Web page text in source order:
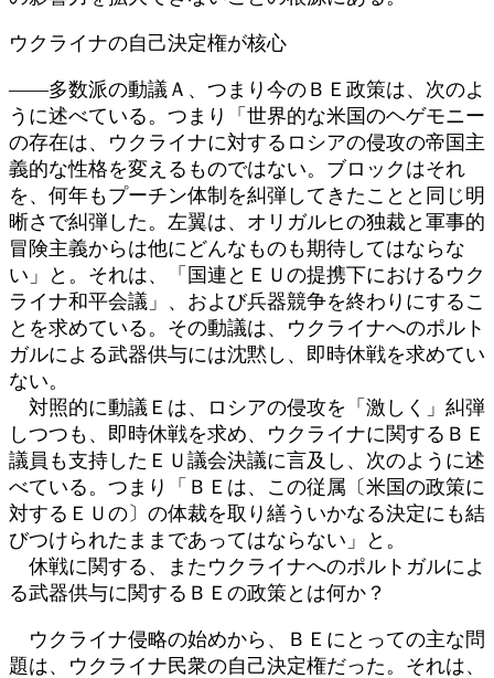
ウクライナの自己決定権が核心
――多数派の動議Ａ、つまり今のＢＥ政策は、次のよ
うに述べている。つまり「世界的な米国のヘゲモニー
の存在は、ウクライナに対するロシアの侵攻の帝国主
義的な性格を変えるものではない。ブロックはそれ
を、何年もプーチン体制を糾弾してきたことと同じ明
晰さで糾弾した。左翼は、オリガルヒの独裁と軍事的
冒険主義からは他にどんなものも期待してはならな
い」と。それは、「国連とＥＵの提携下におけるウク
ライナ和平会議」、および兵器競争を終わりにするこ
とを求めている。その動議は、ウクライナへのポルト
ガルによる武器供与には沈黙し、即時休戦を求めてい
ない。
対照的に動議Ｅは、ロシアの侵攻を「激しく」糾弾
しつつも、即時休戦を求め、ウクライナに関するＢＥ
議員も支持したＥＵ議会決議に言及し、次のように述
べている。つまり「ＢＥは、この従属〔米国の政策に
対するＥＵの〕の体裁を取り繕ういかなる決定にも結
びつけられたままであってはならない」と。
休戦に関する、またウクライナへのポルトガルによ
る武器供与に関するＢＥの政策とは何か？
ウクライナ侵略の始めから、ＢＥにとっての主な問
題は、ウクライナ民衆の自己決定権だった。それは、